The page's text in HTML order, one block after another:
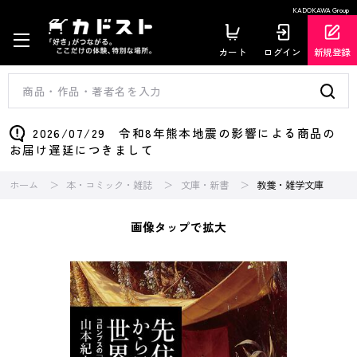
KADOKAWA Group
カート ログイン 新規登録
2026/07/29 令和8年熊本地震の影響による商品の
お届け遅延につきまして
ホーム 本・コミック・雑誌 文庫・新書 教養・雑学文庫
画像タップで拡大